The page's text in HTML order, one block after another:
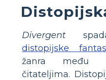
Divergent
distopijske
žanra među
čitateljima.